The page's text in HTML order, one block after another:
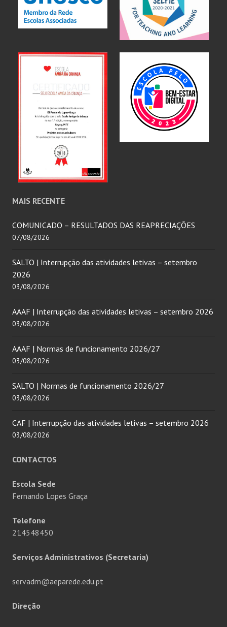
MAIS RECENTE
COMUNICADO – RESULTADOS DAS REAPRECIAÇÕES
07/08/2026
SALTO | Interrupção das atividades letivas – setembro
2026
03/08/2026
AAAF | Interrupção das atividades letivas – setembro 2026
03/08/2026
AAAF | Normas de funcionamento 2026/27
03/08/2026
SALTO | Normas de funcionamento 2026/27
03/08/2026
CAF | Interrupção das atividades letivas – setembro 2026
03/08/2026
CONTACTOS
Escola Sede
Fernando Lopes Graça
Telefone
214548450
Serviços Administrativos (Secretaria)
servadm@aeparede.edu.pt
Direção